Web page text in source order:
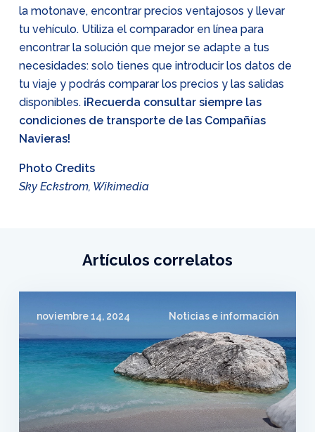
la motonave, encontrar precios ventajosos y llevar
tu vehículo. Utiliza el comparador en línea para
encontrar la solución que mejor se adapte a tus
necesidades: solo tienes que introducir los datos de
tu viaje y podrás comparar los precios y las salidas
disponibles. ¡Recuerda consultar siempre las
condiciones de transporte de las Compañías
Navieras!
Photo Credits
Sky Eckstrom, Wikimedia
Artículos correlatos
noviembre 14, 2024 Noticias e información